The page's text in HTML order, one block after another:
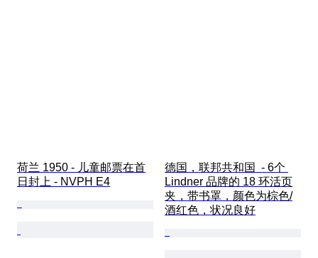
荷兰 1950 - 儿童邮票在首
日封上 - NVPH E4
德国，联邦共和国  - 6个
Lindner 品牌的 18 环活页
夹，带书罩，颜色为棕色/
酒红色，状况良好